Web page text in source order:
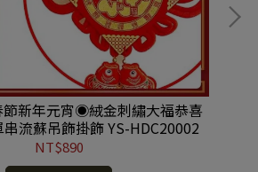
新年元宵◉絨金刺繡大福恭喜
流蘇吊飾掛飾 YS-HDC20002
NT$890